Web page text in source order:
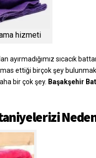
hizmeti
ayırmadığımız sıcacık
ettiği birçok şey
bir çok şey. Başakşehir
Neden